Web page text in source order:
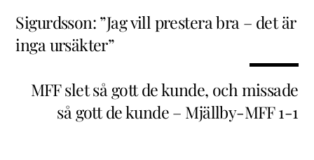
Sigurdsson: ”Jag vill prestera bra – det är
inga ursäkter”
MFF slet så gott de kunde, och missade
så gott de kunde – Mjällby-MFF 1-1